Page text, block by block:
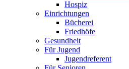
Hospiz
Einrichtungen
Bücherei
Friedhöfe
Gesundheit
Für Jugend
Jugendreferent